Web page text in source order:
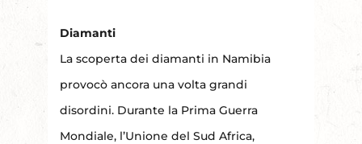
Diamanti
La scoperta dei diamanti in Namibia
provocò ancora una volta grandi
disordini. Durante la Prima Guerra
Mondiale, l’Unione del Sud Africa,